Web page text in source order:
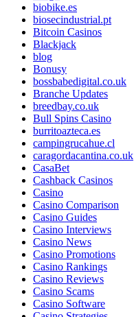
biobike.es
biosecindustrial.pt
Bitcoin Casinos
Blackjack
blog
Bonusy
bossbabedigital.co.uk
Branche Updates
breedbay.co.uk
Bull Spins Casino
burritoazteca.es
campingrucahue.cl
caragordacantina.co.uk
CasaBet
Cashback Casinos
Casino
Casino Comparison
Casino Guides
Casino Interviews
Casino News
Casino Promotions
Casino Rankings
Casino Reviews
Casino Scams
Casino Software